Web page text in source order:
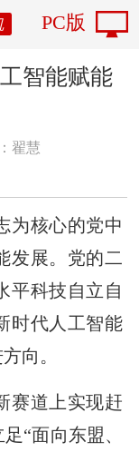
PC版
智能赋能
翟慧
为核心的党中
发展。党的二
平科技自立自
时代人工智能
向。
赛道上实现赶
“面向东盟、